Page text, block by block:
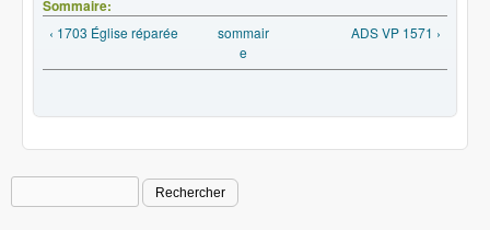
Sommaire:
‹ 1703 Église réparée
sommair
e
ADS VP 1571 ›
Formulaire de recherche